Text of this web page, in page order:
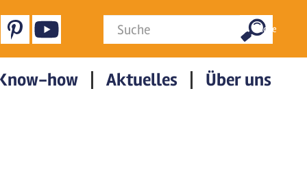
Suchformular Suche
how Aktuelles Über uns